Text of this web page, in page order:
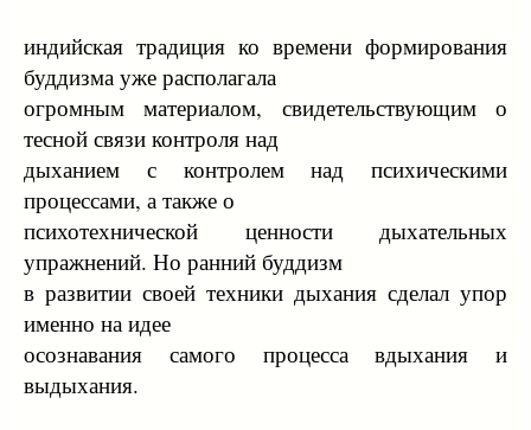
индийская традиция ко времени формирования
буддизма уже располагала
огромным материалом, свидетельствующим о
тесной связи контроля над
дыханием с контролем над психическими
процессами, а также о
психотехнической ценности дыхательных
упражнений. Но ранний буддизм
в развитии своей техники дыхания сделал упор
именно на идее
осознавания самого процесса вдыхания и
выдыхания.